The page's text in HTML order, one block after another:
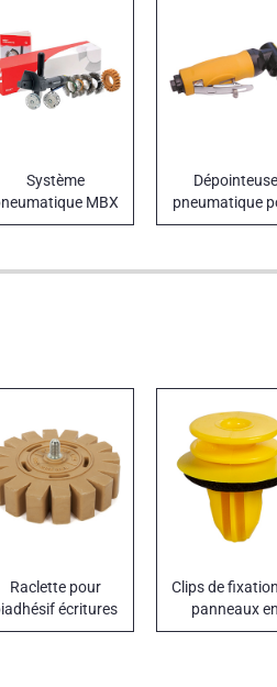
Système
MBX
Dépointeuse
pneumatique
cordons
Raclette pour
écritures
collant
Clips de
panneaux en
plastique